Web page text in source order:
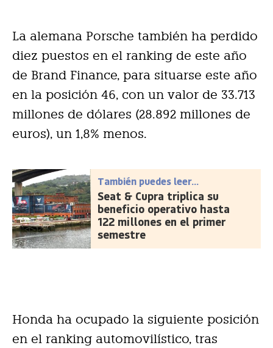
La alemana Porsche también ha perdido
diez puestos en el ranking de este año
de Brand Finance, para situarse este año
en la posición 46, con un valor de 33.713
millones de dólares (28.892 millones de
euros), un 1,8% menos.
También puedes leer...
Seat & Cupra triplica su
beneficio operativo hasta
122 millones en el primer
semestre
Honda ha ocupado la siguiente posición
en el ranking automovilístico, tras